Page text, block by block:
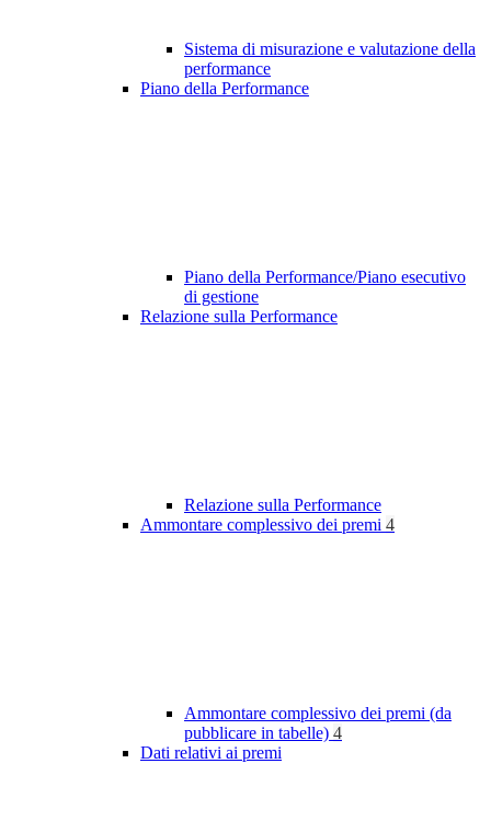
Sistema di misurazione e valutazione della
performance
Piano della Performance
Piano della Performance/Piano esecutivo
di gestione
Relazione sulla Performance
Relazione sulla Performance
Ammontare complessivo dei premi 4
Ammontare complessivo dei premi (da
pubblicare in tabelle) 4
Dati relativi ai premi